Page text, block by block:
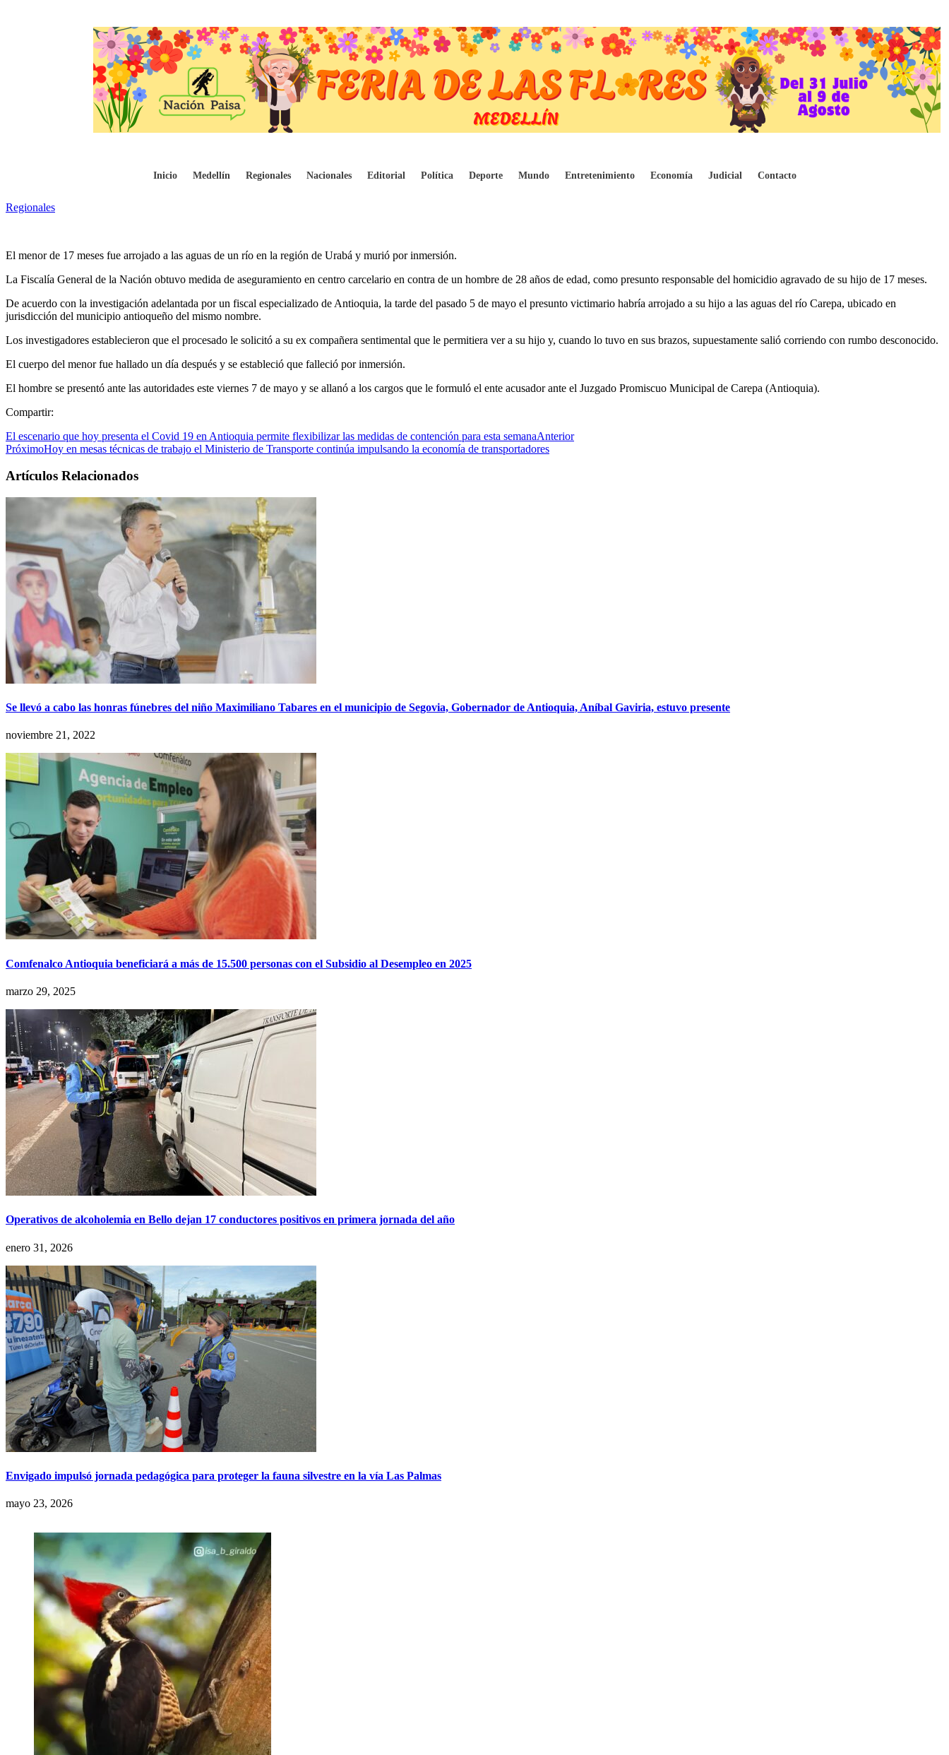
Inicio Medellín Regionales Nacionales Editorial Política Deporte Mundo Entretenimiento Economía Judicial Contacto
A la cárcel hombre que aceptó cargos por el homicidio de su hijo en Carepa (Antioquia)
Regionales
El menor de 17 meses fue arrojado a las aguas de un río en la región de Urabá y murió por inmersión.
La Fiscalía General de la Nación obtuvo medida de aseguramiento en centro carcelario en contra de un hombre de 28 años de edad, como presunto responsable del homicidio agravado de su hijo de 17 meses.
De acuerdo con la investigación adelantada por un fiscal especializado de Antioquia, la tarde del pasado 5 de mayo el presunto victimario habría arrojado a su hijo a las aguas del río Carepa, ubicado en
jurisdicción del municipio antioqueño del mismo nombre.
Los investigadores establecieron que el procesado le solicitó a su ex compañera sentimental que le permitiera ver a su hijo y, cuando lo tuvo en sus brazos, supuestamente salió corriendo con rumbo desconocido.
El cuerpo del menor fue hallado un día después y se estableció que falleció por inmersión.
El hombre se presentó ante las autoridades este viernes 7 de mayo y se allanó a los cargos que le formuló el ente acusador ante el Juzgado Promiscuo Municipal de Carepa (Antioquia).
Compartir:
El escenario que hoy presenta el Covid 19 en Antioquia permite flexibilizar las medidas de contención para esta semanaAnterior
PróximoHoy en mesas técnicas de trabajo el Ministerio de Transporte continúa impulsando la economía de transportadores
Artículos Relacionados
Se llevó a cabo las honras fúnebres del niño Maximiliano Tabares en el municipio de Segovia, Gobernador de Antioquia, Aníbal Gaviria, estuvo presente
noviembre 21, 2022
Comfenalco Antioquia beneficiará a más de 15.500 personas con el Subsidio al Desempleo en 2025
marzo 29, 2025
Operativos de alcoholemia en Bello dejan 17 conductores positivos en primera jornada del año
enero 31, 2026
Envigado impulsó jornada pedagógica para proteger la fauna silvestre en la vía Las Palmas
mayo 23, 2026